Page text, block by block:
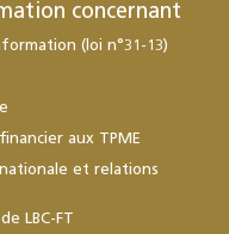
concernant
(loi n°31-13)
aux TPME
et relations
LBC-FT